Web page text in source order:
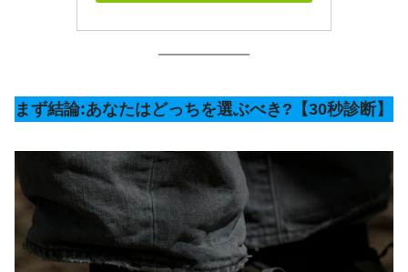
まず結論:あなたはどっちを選ぶべき?【30秒診断】